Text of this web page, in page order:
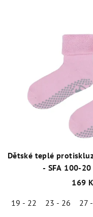
Dětské teplé
- SFA 100-
169
19 - 22
23 - 26 27